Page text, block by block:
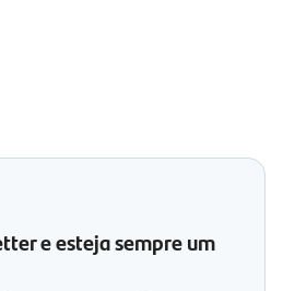
e esteja sempre um